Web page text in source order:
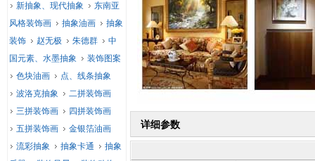
详细参数
新抽象、现代抽象
东南亚
风格装饰画
抽象油画
抽象
装饰
赵无极 朱德群
中
国元素、水墨抽象
装饰图案
色块油画
点、线条抽象
波洛克抽象
二拼装饰画
三拼装饰画
四拼装饰画
五拼装饰画
金银箔油画
流彩抽象
抽象卡通
抽象